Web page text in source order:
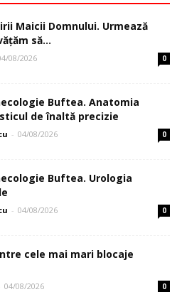
Maicii Domnului. Urmează
să...
08/2026 0
Buftea. Anatomia
de înaltă precizie
- 04/08/2026 0
Buftea. Urologia
- 04/08/2026 0
cele mai mari blocaje
04/08/2026 0